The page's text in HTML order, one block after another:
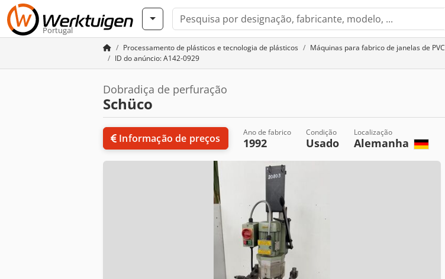
Portugal
Processamento de plásticos e tecnologia de plásticos Máquinas para fabrico de janelas de PVC
ID do anúncio: A142-0929
Dobradiça de perfuração
Schüco
Informação de preços Ano de fabrico
1992
Condição
Usado
Localização
Alemanha